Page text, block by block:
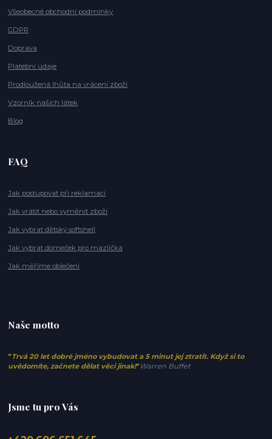
Všeobecné obchodní podmínky
GDPR
Doprava
Platební údaje
Prodloužená lhůta na vrácení zboží
Vzorník našich látek
Blog
FAQ
Jak postupovat při reklamaci
Jak vrátit nebo vyměnit zboží
Jak vybrat dětský softshell
Jak vybrat domeček pro mazlíčka
Jak měříme oblečení
Naše motto
" Trvá 20 let dobré jméno vybudovat a 5 minut jej ztratit. Když si to
uvědomíte, začnete dělat věci jinak!" Warren Buffet
Jsme tu pro Vás